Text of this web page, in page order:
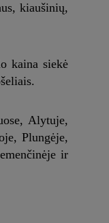
kiaušinių,
kaina siekė
Alytuje,
Plungėje,
ir